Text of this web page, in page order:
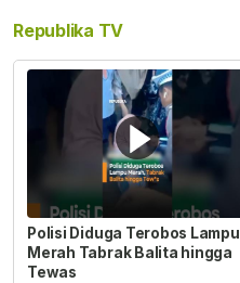
Republika TV
Polisi Diduga Terobos Lampu
Merah Tabrak Balita hingga
Tewas